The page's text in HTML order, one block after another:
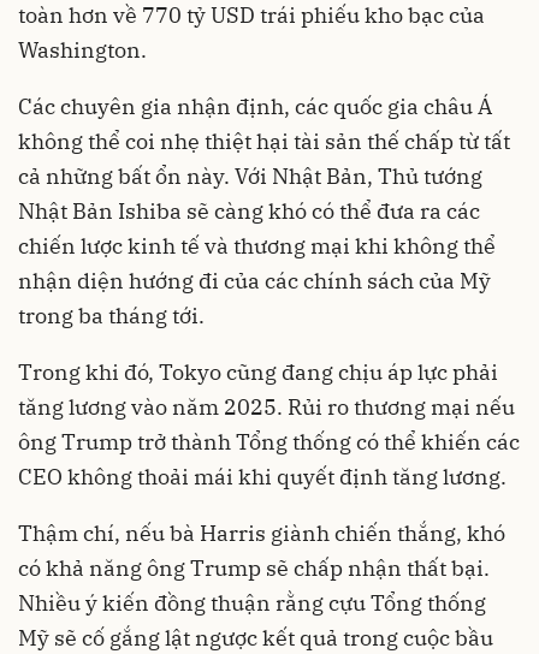
toàn hơn về 770 tỷ USD trái phiếu kho bạc của
Washington.
Các chuyên gia nhận định, các quốc gia châu Á
không thể coi nhẹ thiệt hại tài sản thế chấp từ tất
cả những bất ổn này. Với Nhật Bản, Thủ tướng
Nhật Bản Ishiba sẽ càng khó có thể đưa ra các
chiến lược kinh tế và thương mại khi không thể
nhận diện hướng đi của các chính sách của Mỹ
trong ba tháng tới.
Trong khi đó, Tokyo cũng đang chịu áp lực phải
tăng lương vào năm 2025. Rủi ro thương mại nếu
ông Trump trở thành Tổng thống có thể khiến các
CEO không thoải mái khi quyết định tăng lương.
Thậm chí, nếu bà Harris giành chiến thắng, khó
có khả năng ông Trump sẽ chấp nhận thất bại.
Nhiều ý kiến đồng thuận rằng cựu Tổng thống
Mỹ sẽ cố gắng lật ngược kết quả trong cuộc bầu